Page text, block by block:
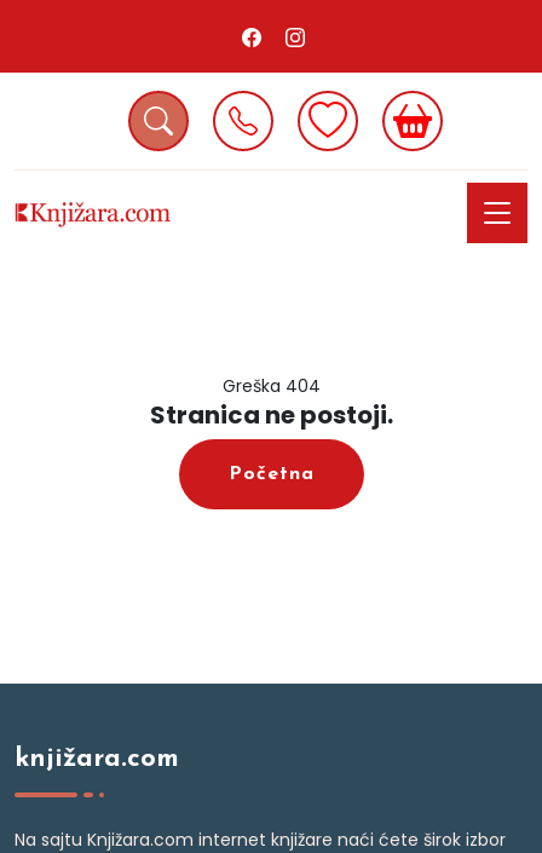
Greška 404
Stranica ne postoji.
Početna
knjižara.com
Na sajtu Knjižara.com internet knjižare naći ćete širok izbor